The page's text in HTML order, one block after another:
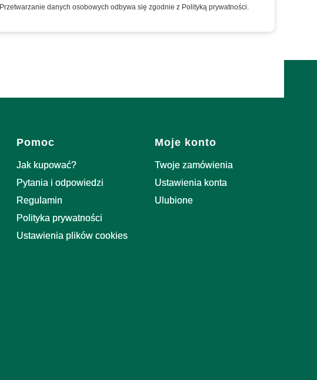
Przetwarzanie danych osobowych odbywa się zgodnie z Polityką prywatności.
Pomoc
Jak kupować?
Pytania i odpowiedzi
Regulamin
Polityka prywatności
Ustawienia plików cookies
Moje konto
Twoje zamówienia
Ustawienia konta
Ulubione